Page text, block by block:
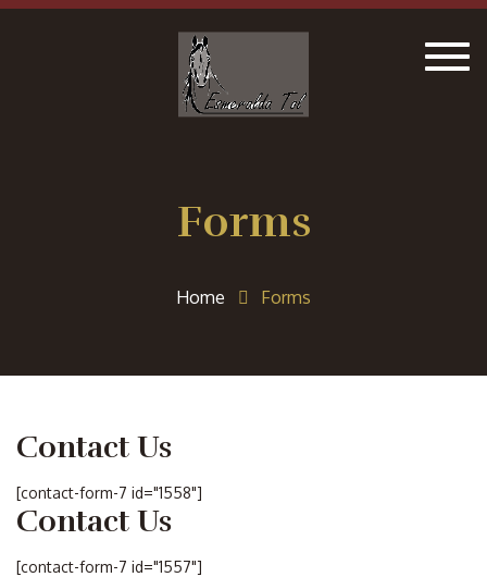
Forms
Home Forms
Contact Us
[contact-form-7 id="1558"]
Contact Us
[contact-form-7 id="1557"]